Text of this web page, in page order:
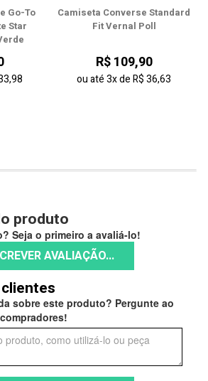
Go-To
Star
Camiseta Converse Standard
Fit Vernal Poll
R$ 109,90
ou até3xdeR$ 36,63
produto
Seja o primeiro a avaliá-lo!
AVALIAÇÃO...
sobre este produto? Pergunte ao